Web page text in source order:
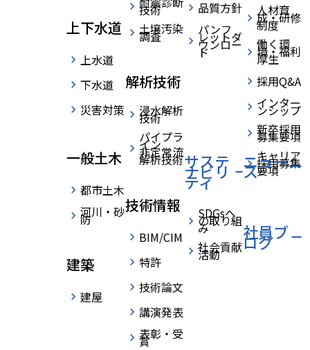
上下水道
上水道
下水道
災害対策
一般土木
都市土木
河川・砂
防
建築
建屋
技術
土壌汚染
調査
解析技術
浸水解析
技術
パイプラ
イン
非定常流
解析技術
技術情報
BIM/CIM
特許
技術論文
講演発表
表彰・受
賞
品質方針
パンフ
レットダ
ウンロー
ド
サステ
ナビリ
ティ
SDGsへ
の取り組
み
社会貢献
活動
人材育
成・研修
制度
働く環
境・福利
厚生
採用Q&A
インター
ンシップ
新卒採用
募集要項
キャリア
採用募集
要項
ニュー
ス
社員ブ
ログ
令和7年度
水資源機構
利根導水総
合管理所優
良業務表彰
などを受賞
しました。